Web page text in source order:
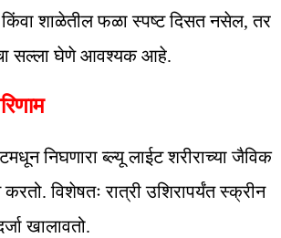
शाळेतील फळा स्पष्ट दिसत नसेल, तर
सल्ला घेणे आवश्यक आहे.
निघणारा ब्ल्यू लाईट शरीराच्या जैविक
विशेषतः रात्री उशिरापर्यंत स्क्रीन
खालावतो.